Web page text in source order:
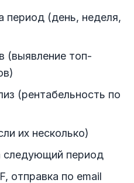
период (день, неделя,
(выявление топ-
(рентабельность по
их несколько)
следующий период
отправка по email